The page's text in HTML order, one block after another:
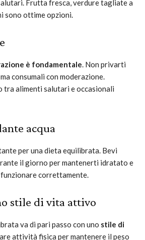
Frutta fresca, verdure tagliate a
sono ottime opzioni.
è fondamentale. Non privarti
consumali con moderazione.
tra alimenti salutari e occasionali
acqua
per una dieta equilibrata. Bevi
il giorno per mantenerti idratato e
correttamente.
stile di vita attivo
va di pari passo con uno stile di
attività fisica per mantenere il peso